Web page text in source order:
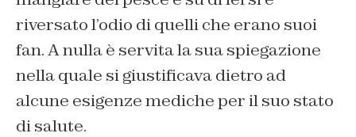
riversato l’odio di quelli che erano suoi
fan. A nulla è servita la sua spiegazione
nella quale si giustificava dietro ad
alcune esigenze mediche per il suo stato
di salute.